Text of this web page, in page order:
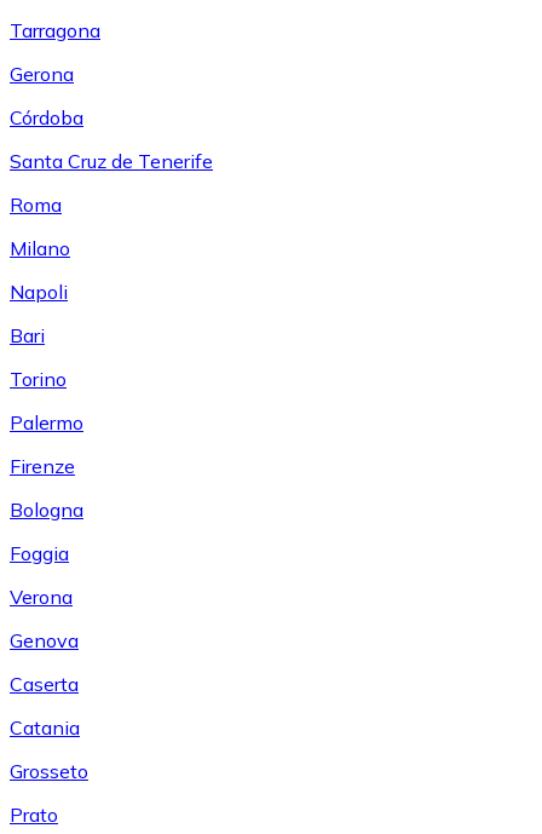
Tarragona
Gerona
Córdoba
Santa Cruz de Tenerife
Roma
Milano
Napoli
Bari
Torino
Palermo
Firenze
Bologna
Foggia
Verona
Genova
Caserta
Catania
Grosseto
Prato